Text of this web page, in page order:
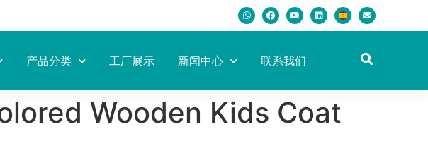
产品分类 工厂展示 新闻中心 联系我们
Wooden Kids Coat